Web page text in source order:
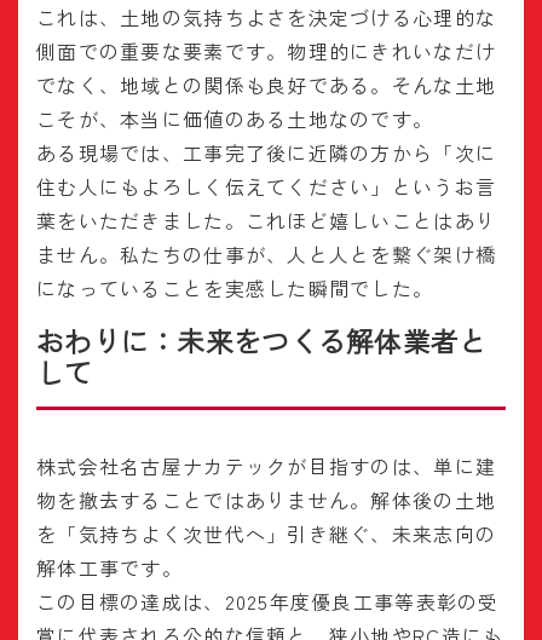
これは、土地の気持ちよさを決定づける心理的な
側面での重要な要素です。物理的にきれいなだけ
でなく、地域との関係も良好である。そんな土地
こそが、本当に価値のある土地なのです。
ある現場では、工事完了後に近隣の方から「次に
住む人にもよろしく伝えてください」というお言
葉をいただきました。これほど嬉しいことはあり
ません。私たちの仕事が、人と人とを繋ぐ架け橋
になっていることを実感した瞬間でした。
おわりに：未来をつくる解体業者と
して
株式会社名古屋ナカテックが目指すのは、単に建
物を撤去することではありません。解体後の土地
を「気持ちよく次世代へ」引き継ぐ、未来志向の
解体工事です。
この目標の達成は、2025年度優良工事等表彰の受